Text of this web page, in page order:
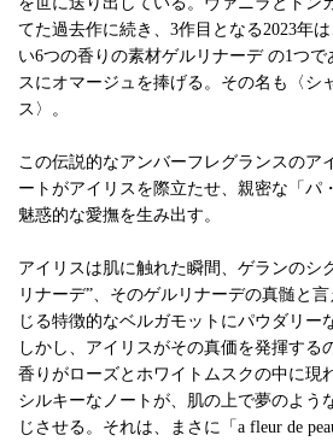
てた過去作に続き、3作目となる2023年
い6つの香りの素材ゲルリナーデ の1つで
スにオマージュを捧げる。その名も〈シ
ス〉。
この伝説的なアンバーフレグランスのア
ートがアイリスを際立たせ、親密な「パ
魅惑的な愛撫を生み出す。
アイリスは肌に触れた瞬間、ゲランのシ
リナーデ”、そのゲルリナーデの真髄と
じる特徴的なベルガモットにパウダリー
しかし、アイリスがその真価を発揮する
香りがローズとホワイトムスクの中に現
シルキーなノートが、肌の上で夢のよう
じさせる。それは、まさに「a fleur de